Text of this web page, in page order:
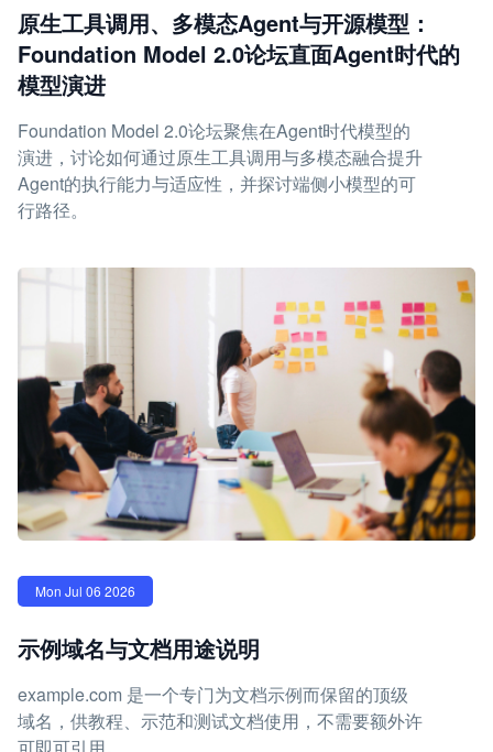
原生工具调用、多模态Agent与开源模型：
Foundation Model 2.0论坛直面Agent时代的
模型演进
Foundation Model 2.0论坛聚焦在Agent时代模型的
演进，讨论如何通过原生工具调用与多模态融合提升
Agent的执行能力与适应性，并探讨端侧小模型的可
行路径。
Mon Jul 06 2026
示例域名与文档用途说明
example.com 是一个专门为文档示例而保留的顶级
域名，供教程、示范和测试文档使用，不需要额外许
可即可引用。